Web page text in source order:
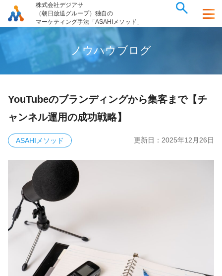
株式会社デジアサ
（朝日放送グループ）独自の
マーケティング手法「ASAHIメソッド」
ノウハウブロ グ
YouTubeのブランディングから集客まで【チ
ャンネル運用の成功戦略】
ASAHIメソッド 更新日： 2025年12月26日